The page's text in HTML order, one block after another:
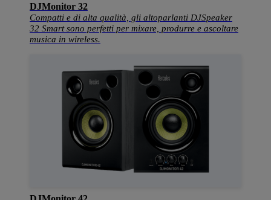
DJMonitor 32
Compatti e di alta qualità, gli altoparlanti DJSpeaker
32 Smart sono perfetti per mixare, produrre e ascoltare
musica in wireless.